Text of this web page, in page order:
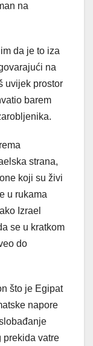
na
da je to iza
na
uvijek prostor
barem
strana,
koji su živi
u rukama
Izrael
se u kratkom
do
što je Egipat
napore
prekida vatre